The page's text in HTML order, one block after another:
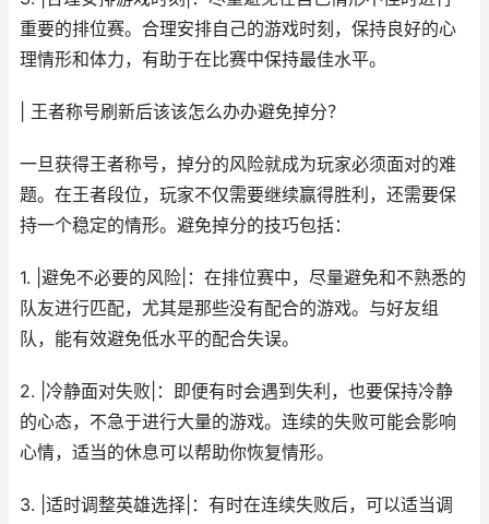
重要的排位赛。合理安排自己的游戏时刻，保持良好的心
理情形和体力，有助于在比赛中保持最佳水平。
| 王者称号刷新后该该怎么办办避免掉分？
一旦获得王者称号，掉分的风险就成为玩家必须面对的难
题。在王者段位，玩家不仅需要继续赢得胜利，还需要保
持一个稳定的情形。避免掉分的技巧包括：
1. |避免不必要的风险|：在排位赛中，尽量避免和不熟悉的
队友进行匹配，尤其是那些没有配合的游戏。与好友组
队，能有效避免低水平的配合失误。
2. |冷静面对失败|：即便有时会遇到失利，也要保持冷静
的心态，不急于进行大量的游戏。连续的失败可能会影响
心情，适当的休息可以帮助你恢复情形。
3. |适时调整英雄选择|：有时在连续失败后，可以适当调